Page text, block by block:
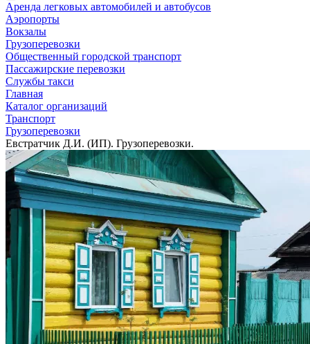
Аренда легковых автомобилей и автобусов
Аэропорты
Вокзалы
Грузоперевозки
Общественный городской транспорт
Пассажирские перевозки
Службы такси
Главная
Каталог организаций
Транспорт
Грузоперевозки
Евстратчик Д.И. (ИП). Грузоперевозки.